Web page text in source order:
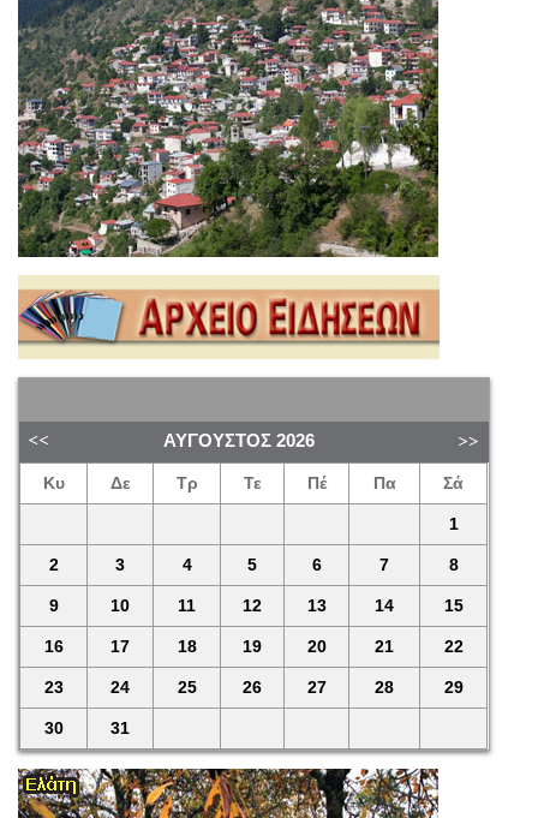
ΑΎΓΟΥΣΤΟΣ 2026
Κυ Δε Τρ Τε Πέ Πα Σά
1
2 3 4 5 6 7 8
9 10 11 12 13 14 15
16 17 18 19 20 21 22
23 24 25 26 27 28 29
30 31